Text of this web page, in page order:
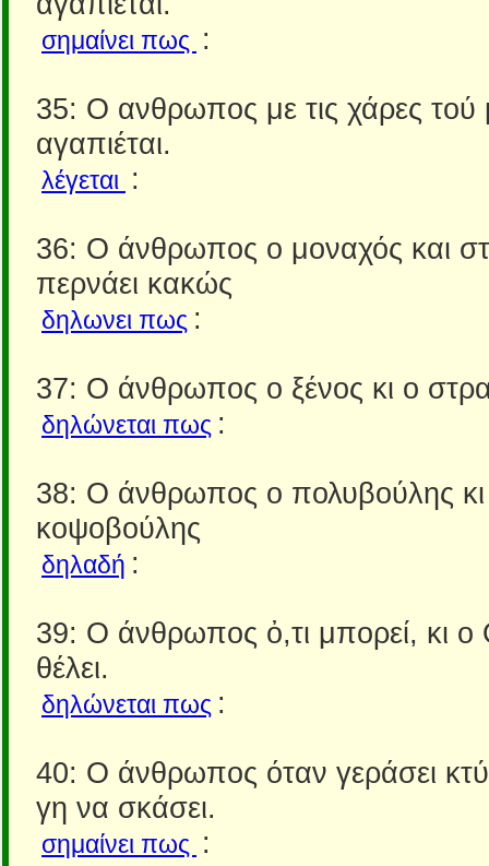
σημαίνει πως :
35: Ο ανθρωπος με τις χάρες τού
αγαπιέται.
λέγεται :
36: Ο άνθρωπος ο μοναχός και
περνάει κακώς
δηλωνει πως :
37: Ο άνθρωπος ο ξένος κι ο
δηλώνεται πως :
38: Ο άνθρωπος ο πολυβούλης
κοψοβούλης
δηλαδή :
39: Ο άνθρωπος ὀ,τι μπορεί, κι ο
θέλει.
δηλώνεται πως :
40: Ο άνθρωπος όταν γεράσει
γη να σκάσει.
σημαίνει πως :